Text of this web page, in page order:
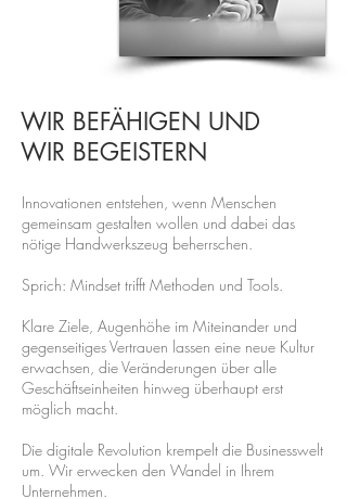
WIR BEFÄHIGEN UND
WIR BEGEISTERN
Innovationen entstehen, wenn Menschen
gemeinsam gestalten wollen und dabei das
nötige Handwerkszeug beherrschen.
Sprich: Mindset trifft Methoden und Tools.
Klare Ziele, Augenhöhe im Miteinander und
gegenseitiges Vertrauen lassen eine neue Kultur
erwachsen, die Veränderungen über alle
Geschäftseinheiten hinweg überhaupt erst
möglich macht.
Die digitale Revolution krempelt die Businesswelt
um. Wir erwecken den Wandel in Ihrem
Unternehmen.